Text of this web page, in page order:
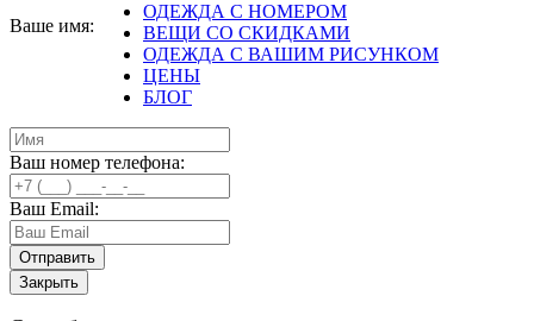
ОДЕЖДА С НОМЕРОМ
ВЕЩИ СО СКИДКАМИ
ОДЕЖДА С ВАШИМ РИСУНКОМ
ЦЕНЫ
БЛОГ
Ваше имя:
Ваш номер телефона:
Ваш Email:
Закрыть